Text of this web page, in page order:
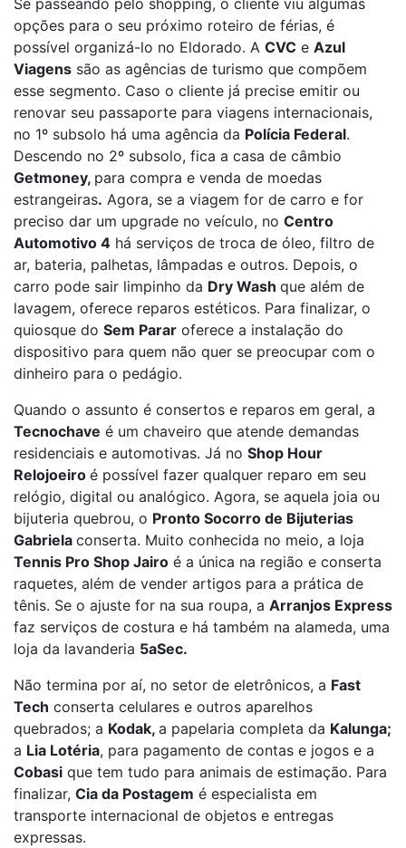
Se passeando pelo shopping, o cliente viu algumas
opções para o seu próximo roteiro de férias, é
possível organizá-lo no Eldorado. A CVC e Azul
Viagens são as agências de turismo que compõem
esse segmento. Caso o cliente já precise emitir ou
renovar seu passaporte para viagens internacionais,
no 1º subsolo há uma agência da Polícia Federal.
Descendo no 2º subsolo, fica a casa de câmbio
Getmoney, para compra e venda de moedas
estrangeiras. Agora, se a viagem for de carro e for
preciso dar um upgrade no veículo, no Centro
Automotivo 4 há serviços de troca de óleo, filtro de
ar, bateria, palhetas, lâmpadas e outros. Depois, o
carro pode sair limpinho da Dry Wash que além de
lavagem, oferece reparos estéticos. Para finalizar, o
quiosque do Sem Parar oferece a instalação do
dispositivo para quem não quer se preocupar com o
dinheiro para o pedágio.
Quando o assunto é consertos e reparos em geral, a
Tecnochave é um chaveiro que atende demandas
residenciais e automotivas. Já no Shop Hour
Relojoeiro é possível fazer qualquer reparo em seu
relógio, digital ou analógico. Agora, se aquela joia ou
bijuteria quebrou, o Pronto Socorro de Bijuterias
Gabriela conserta. Muito conhecida no meio, a loja
Tennis Pro Shop Jairo é a única na região e conserta
raquetes, além de vender artigos para a prática de
tênis. Se o ajuste for na sua roupa, a Arranjos Express
faz serviços de costura e há também na alameda, uma
loja da lavanderia 5aSec.
Não termina por aí, no setor de eletrônicos, a Fast
Tech conserta celulares e outros aparelhos
quebrados; a Kodak, a papelaria completa da Kalunga;
a Lia Lotéria, para pagamento de contas e jogos e a
Cobasi que tem tudo para animais de estimação. Para
finalizar, Cia da Postagem é especialista em
transporte internacional de objetos e entregas
expressas.